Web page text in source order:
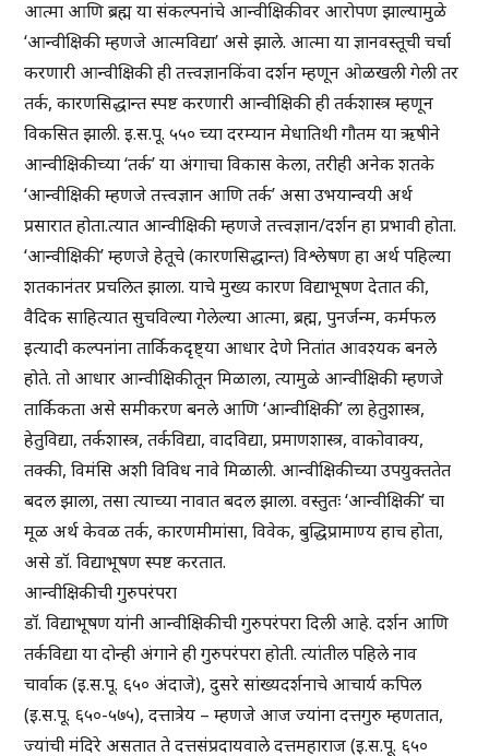
आत्मा आणि ब्रह्म या संकल्पनांचे आन्वीक्षिकीवर आरोपण झाल्यामुळे
‘आन्वीक्षिकी म्हणजे आत्मविद्या’ असे झाले. आत्मा या ज्ञानवस्तूची चर्चा
करणारी आन्वीक्षिकी ही तत्त्वज्ञानकिंवा दर्शन म्हणून ओळखली गेली तर
तर्क, कारणसिद्धान्त स्पष्ट करणारी आन्वीक्षिकी ही तर्कशास्त्र म्हणून
विकसित झाली. इ.स.पू. ५५० च्या दरम्यान मेधातिथी गौतम या ऋषीने
आन्वीक्षिकीच्या ‘तर्क’ या अंगाचा विकास केला, तरीही अनेक शतके
‘आन्वीक्षिकी म्हणजे तत्त्वज्ञान आणि तर्क’ असा उभयान्वयी अर्थ
प्रसारात होता.त्यात आन्वीक्षिकी म्हणजे तत्त्वज्ञान/दर्शन हा प्रभावी होता.
‘आन्वीक्षिकी’ म्हणजे हेतूचे (कारणसिद्धान्त) विश्लेषण हा अर्थ पहिल्या
शतकानंतर प्रचलित झाला. याचे मुख्य कारण विद्याभूषण देतात की,
वैदिक साहित्यात सुचविल्या गेलेल्या आत्मा, ब्रह्म, पुनर्जन्म, कर्मफल
इत्यादी कल्पनांना तार्किकदृष्ट्या आधार देणे नितांत आवश्यक बनले
होते. तो आधार आन्वीक्षिकीतून मिळाला, त्यामुळे आन्वीक्षिकी म्हणजे
तार्किकता असे समीकरण बनले आणि ‘आन्वीक्षिकी’ ला हेतुशास्त्र,
हेतुविद्या, तर्कशास्त्र, तर्कविद्या, वादविद्या, प्रमाणशास्त्र, वाकोवाक्य,
तक्की, विमंसि अशी विविध नावे मिळाली. आन्वीक्षिकीच्या उपयुक्ततेत
बदल झाला, तसा त्याच्या नावात बदल झाला. वस्तुतः ‘आन्वीक्षिकी’ चा
मूळ अर्थ केवळ तर्क, कारणमीमांसा, विवेक, बुद्धिप्रामाण्य हाच होता,
असे डॉ. विद्याभूषण स्पष्ट करतात.
आन्वीक्षिकीची गुरुपरंपरा
डॉ. विद्याभूषण यांनी आन्वीक्षिकीची गुरुपरंपरा दिली आहे. दर्शन आणि
तर्कविद्या या दोन्ही अंगाने ही गुरुपरंपरा होती. त्यांतील पहिले नाव
चार्वाक (इ.स.पू. ६५० अंदाजे), दुसरे सांख्यदर्शनाचे आचार्य कपिल
(इ.स.पू. ६५०-५७५), दत्तात्रेय – म्हणजे आज ज्यांना दत्तगुरु म्हणतात,
ज्यांची मंदिरे असतात ते दत्तसंप्रदायवाले दत्तमहाराज (इ.स.पू. ६५०